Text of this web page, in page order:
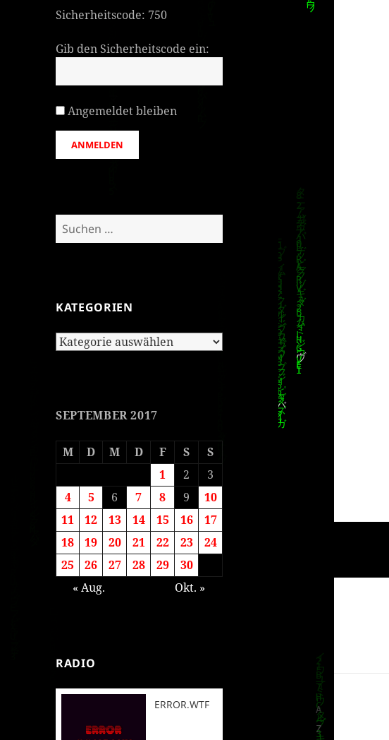
Sicherheitscode: 750
Gib den Sicherheitscode ein:
Angemeldet bleiben
ANMELDEN
Suchen
nach:
KATEGORIEN
Kategorien
SEPTEMBER 2017
M D M D F S
S
1
2
3
4
5 6 7 8 9
10
11
12 13 14 15 16
17
18
19 20 21 22 23
24
25
26 27 28 29
30
« Aug.
Okt. »
RADIO
ERROR.WTF